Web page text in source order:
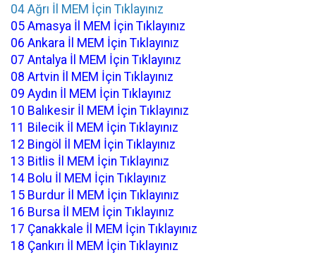
04 Ağrı İl MEM İçin Tıklayınız
05 Amasya İl MEM İçin Tıklayınız
06 Ankara İl MEM İçin Tıklayınız
07 Antalya İl MEM İçin Tıklayınız
08 Artvin İl MEM İçin Tıklayınız
09 Aydın İl MEM İçin Tıklayınız
10 Balıkesir İl MEM İçin Tıklayınız
11 Bilecik İl MEM İçin Tıklayınız
12 Bingöl İl MEM İçin Tıklayınız
13 Bitlis İl MEM İçin Tıklayınız
14 Bolu İl MEM İçin Tıklayınız
15 Burdur İl MEM İçin Tıklayınız
16 Bursa İl MEM İçin Tıklayınız
17 Çanakkale İl MEM İçin Tıklayınız
18 Çankırı İl MEM İçin Tıklayınız